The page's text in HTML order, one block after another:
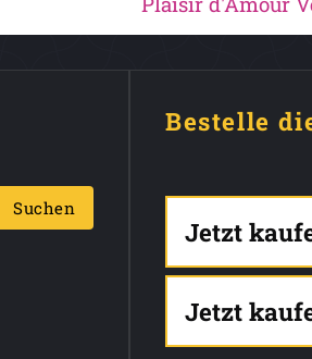
Suchen
Bestelle
Jetzt
Jetzt